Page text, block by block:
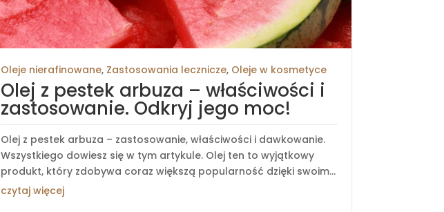
Oleje nierafinowane, Zastosowania lecznicze, Oleje w kosmetyce
Olej z pestek arbuza – właściwości i
zastosowanie. Odkryj jego moc!
Olej z pestek arbuza – zastosowanie, właściwości i dawkowanie.
Wszystkiego dowiesz się w tym artykule. Olej ten to wyjątkowy
produkt, który zdobywa coraz większą popularność dzięki swoim...
czytaj więcej